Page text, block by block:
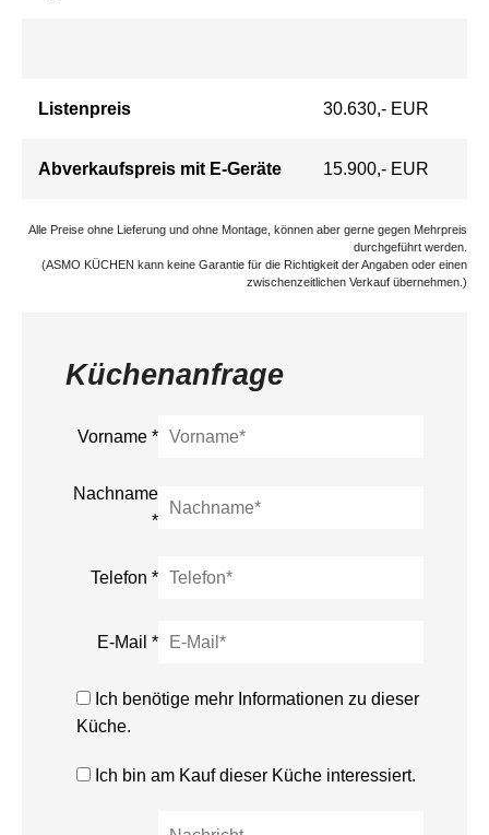
Listenpreis 30.630,- EUR
Abverkaufspreis mit E-Geräte 15.900,- EUR
Alle Preise ohne Lieferung und ohne Montage, können aber gerne gegen Mehrpreis
durchgeführt werden.
(ASMO KÜCHEN kann keine Garantie für die Richtigkeit der Angaben oder einen
zwischenzeitlichen Verkauf übernehmen.)
Küchenanfrage
Vorname*
Nachname
*
Telefon*
E-Mail*
Ich benötige mehr Informationen zu dieser
Küche.
Ich bin am Kauf dieser Küche interessiert.